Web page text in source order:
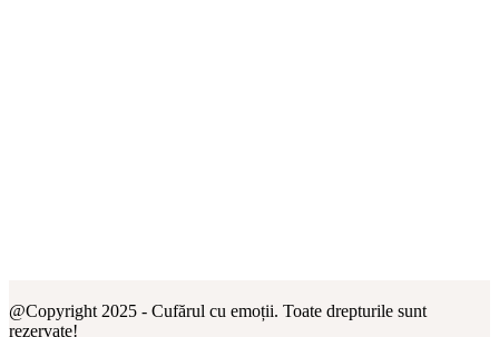
@Copyright 2025 - Cufărul cu emoții. Toate drepturile sunt
rezervate!